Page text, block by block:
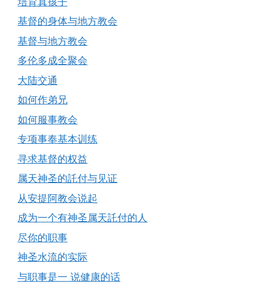
基督的身体与地方教会
基督与地方教会
多伦多成全聚会
大陆交通
如何作弟兄
如何服事教会
专项事奉基本训练
寻求基督的权益
属天神圣的託付与见证
从安提阿教会说起
成为一个有神圣属天託付的人
尽你的职事
神圣水流的实际
与职事是一 说健康的话